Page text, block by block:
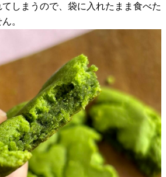
しまうので、袋に入れたまま食べた
。